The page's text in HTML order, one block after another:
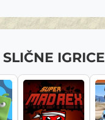
SLIČNE IGRICE